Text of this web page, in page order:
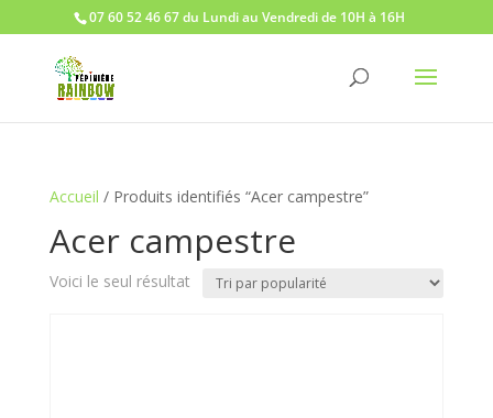
07 60 52 46 67 du Lundi au Vendredi de 10H à 16H
Accueil / Produits identifiés “Acer campestre”
Acer campestre
Voici le seul résultat